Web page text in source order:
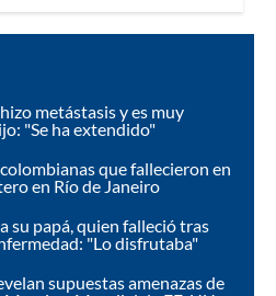
metástasis y es muy
"Se ha extendido"
que fallecieron en
en Río de Janeiro
su papá, quien falleció tras
"Lo disfrutaba"
supuestas amenazas de